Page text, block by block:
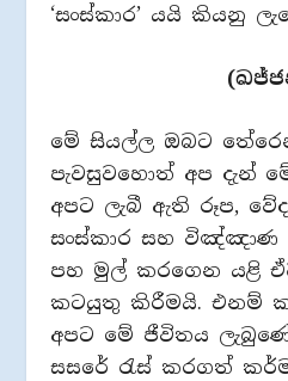
‘සංස්කාර’ යයි කියනු
මේ සියල්ල ඔබට
පැවසුවහොත් අප දැන්
අපට ලැබී ඇති රූප,
සංස්කාර සහ විඤ්ඤාණ
පහ මුල් කරගෙන යළි
කටයුතු කිරීමයි. එනම්
අපට මේ ජීවිතය
සසරේ රැස් කරගත්